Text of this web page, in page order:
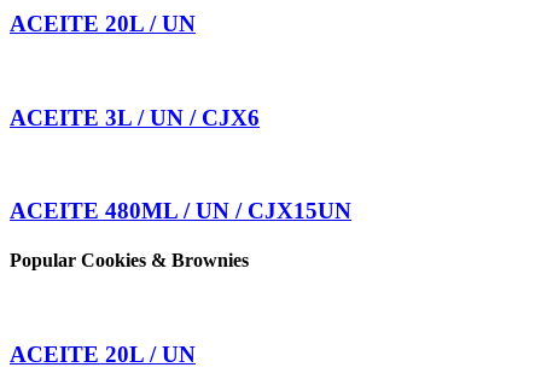
ACEITE 20L / UN
ACEITE 3L / UN / CJX6
ACEITE 480ML / UN / CJX15UN
Popular Cookies & Brownies
ACEITE 20L / UN